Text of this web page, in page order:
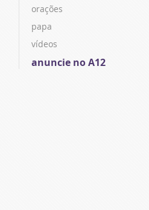
orações
papa
vídeos
anuncie no A12